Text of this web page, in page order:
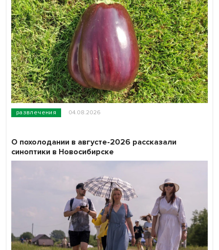
развлечения 04.08.2026
О похолодании в августе-2026 рассказали
синоптики в Новосибирске